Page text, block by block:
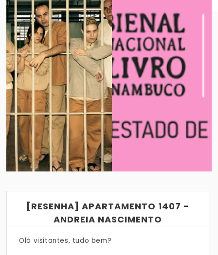
BIENAL INTERNACIONAL DO LIVRO DE
VER POST
[RESENHA] APARTAMENTO 1407 -
ANDREIA NASCIMENTO
Olá visitantes, tudo bem?